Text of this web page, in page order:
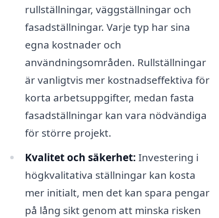
rullställningar, väggställningar och
fasadställningar. Varje typ har sina
egna kostnader och
användningsområden. Rullställningar
är vanligtvis mer kostnadseffektiva för
korta arbetsuppgifter, medan fasta
fasadställningar kan vara nödvändiga
för större projekt.
Kvalitet och säkerhet: Investering i
högkvalitativa ställningar kan kosta
mer initialt, men det kan spara pengar
på lång sikt genom att minska risken